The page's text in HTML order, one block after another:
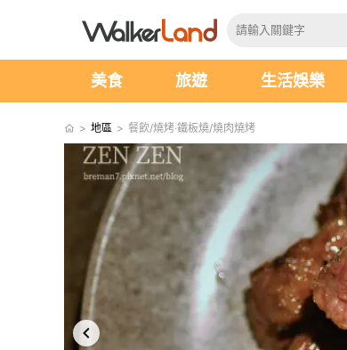
美食 旅遊 生活娛樂
> 地區 > 餐飲/燒烤‧鐵板燒/燒肉燒烤